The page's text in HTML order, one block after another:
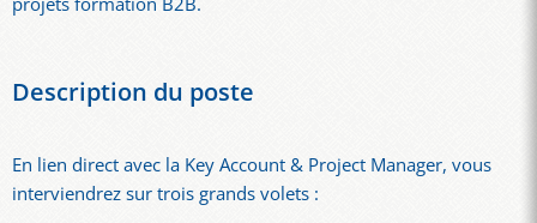
Description du poste
En lien direct avec la Key Account & Project Manager, vous
interviendrez sur trois grands volets :